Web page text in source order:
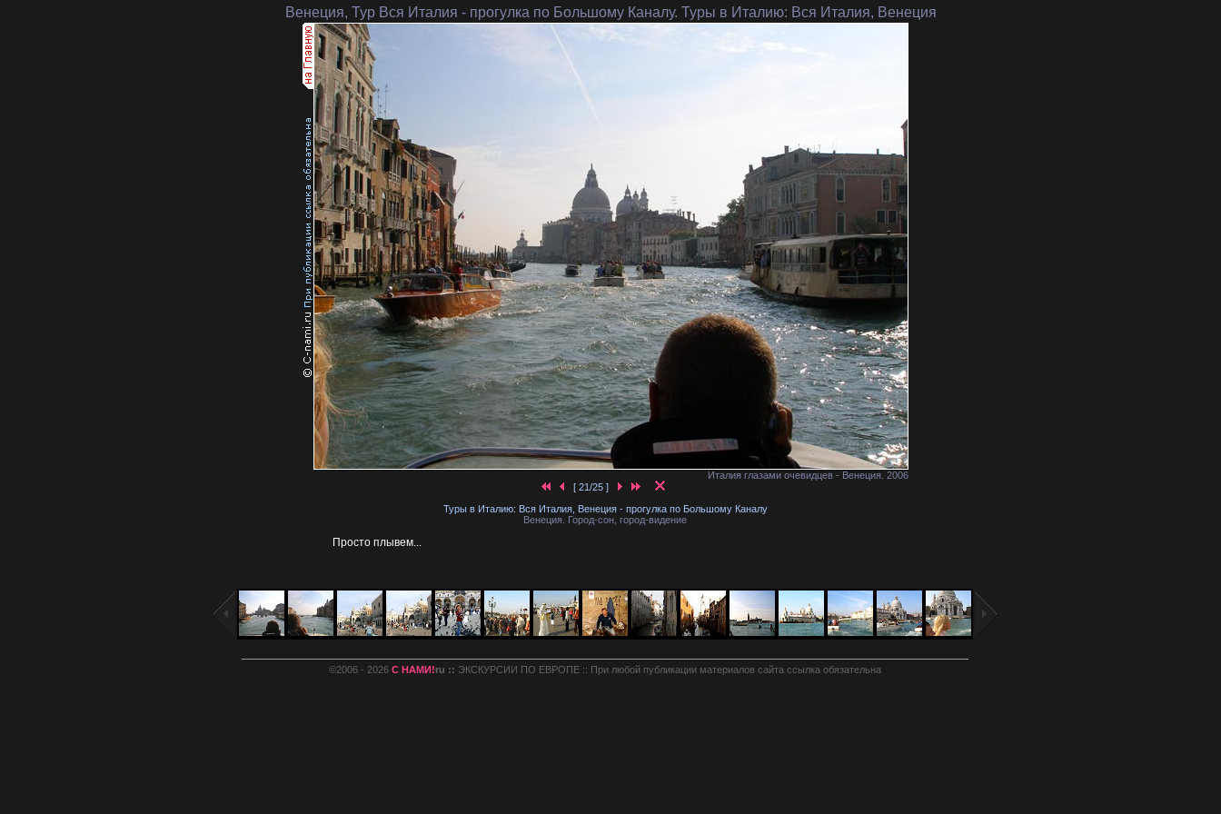
Венеция, Тур Вся Италия - прогулка по Большому Каналу. Туры в Италию: Вся Италия, Венеция
Италия глазами очевидцев - Венеция. 2006
[ 21/25 ]
Туры в Италию: Вся Италия, Венеция - прогулка по Большому Каналу
Венеция. Город-сон, город-видение
Просто плывем...
©2006 - 2026 С НАМИ!ru :: ЭКСКУРСИИ ПО ЕВРОПЕ :: При любой публикации материалов сайта ссылка обязательна